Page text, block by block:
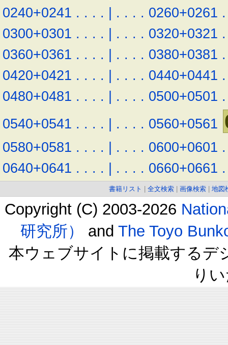
0240+0241 . . . . | . . . . 0260+0261 .
0300+0301 . . . . | . . . . 0320+0321 .
0360+0361 . . . . | . . . . 0380+0381 .
0420+0421 . . . . | . . . . 0440+0441 .
0480+0481 . . . . | . . . . 0500+0501 .
0540+0541 . . . . | . . . . 0560+0561
0580+0581 . . . . | . . . . 0600+0601 .
0640+0641 . . . . | . . . . 0660+0661 .
書籍リスト 全文検索 画像検索 地図
Copyright (C) 2003-2026
研究所）
and The Toyo
本ウェブサイトに掲載するデ
り